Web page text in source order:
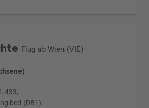
Flug ab Wien (VIE)
bed (DB1)